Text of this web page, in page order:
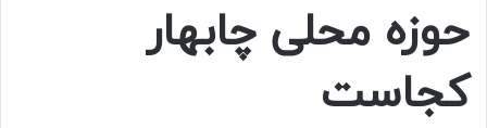
حوزه محلی چابهار
کجاست